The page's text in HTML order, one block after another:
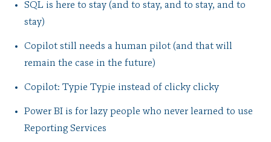
SQL is here to stay (and to stay, and to stay, and to
stay)
Copilot still needs a human pilot (and that will
remain the case in the future)
Copilot: Typie Typie instead of clicky clicky
Power BI is for lazy people who never learned to use
Reporting Services